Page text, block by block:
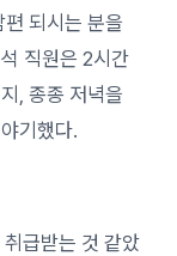
되시는 분을
직원은 2시간
, 종종 저녁을
기했다.
급받는 것 같았